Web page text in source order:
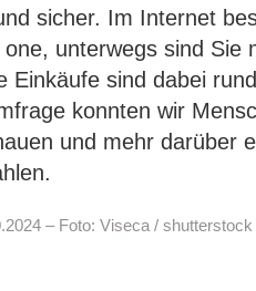
sicher. Im Internet
unterwegs sind Sie
Einkäufe sind dabei
konnten wir
und mehr darüber
– Foto: Viseca / shutterstock